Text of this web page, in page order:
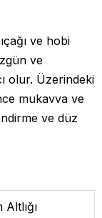
ve hobi
ve
olur. Üzerindeki
mukavva ve
ve düz